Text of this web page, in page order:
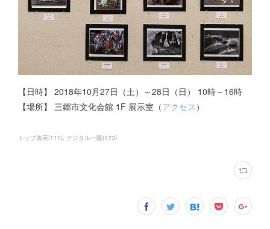
【日時】 2018年10月27日（土）～28日（日） 10時～16時
【場所】 三郷市文化会館 1F 展示室（アクセス ）
トップ表示(111) デジタル一眼(173)